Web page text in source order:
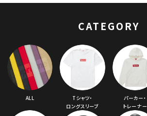
CATEGORY
ALL
Tシャツ・
ロングスリーブ
パーカー・
トレーナー